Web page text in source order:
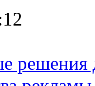
решения